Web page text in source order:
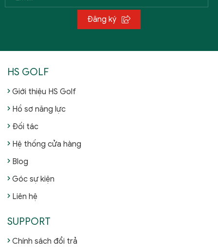
Đăng ký
HS GOLF
Giới thiệu HS Golf
Hồ sơ năng lực
Đối tác
Hệ thống cửa hàng
Blog
Góc sự kiện
Liên hệ
SUPPORT
Chính sách đổi trả